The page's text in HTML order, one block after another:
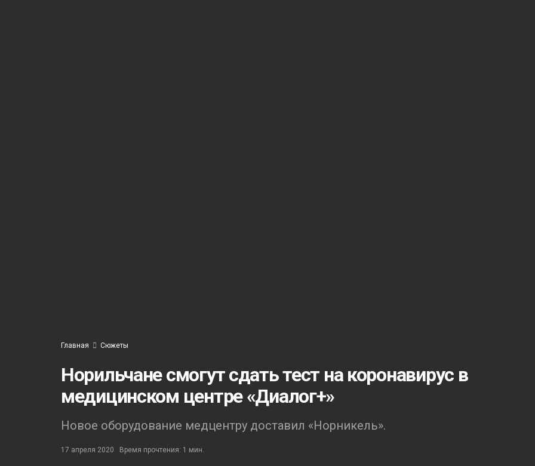
Главная Сюжеты
Норильчане смогут сдать тест на коронавирус в
медицинском центре «Диалог+»
Новое оборудование медцентру доставил «Норникель».
17 апреля 2020 Время прочтения: 1 мин.